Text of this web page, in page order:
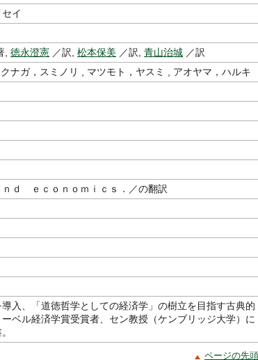
イ
, 徳永澄憲 ／訳, 松本保美 ／訳, 青山治城 ／訳
ナガ，スミノリ , マツモト，ヤスミ , アオヤマ，ハルキ
ｄ ｅｃｏｎｏｍｉｃｓ．／の翻訳
入、「道徳哲学としての経済学」の樹立を目指す古典的
ベル経済学賞受賞者、セン教授（ケンブリッジ大学）に
ページの先